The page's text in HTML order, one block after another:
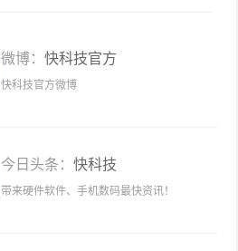
微博： 快科技官方
快科技官方微博
今日头条： 快科技
带来硬件软件、手机数码最快资讯！